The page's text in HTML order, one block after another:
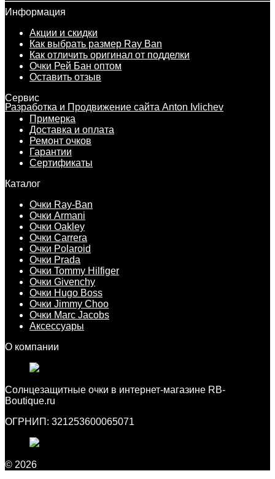
Информация
Акции и скидки
Как выбрать размер Ray Ban
Как отличить оригинал от подделки
Очки Рей Бан оптом
Оставить отзыв
Разработка и Продвижение сайта Anton Ivlichev
Сервис
Примерка
Доставка и оплата
Ремонт очков
Гарантии
Сертификаты
Каталог
Очки Ray-Ban
Очки Armani
Очки Oakley
Очки Carrera
Очки Polaroid
Очки Prada
Очки Tommy Hilfiger
Очки Givenchy
Очки Hugo Boss
Очки Jimmy Choo
Очки Marc Jacobs
Аксессуары
О компании
Cолнцезащитные очки в интернет-магазине RB-
Boutique.ru
ОГРНИП: 321253600065071
© 2026